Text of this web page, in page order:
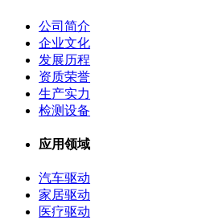
公司简介
企业文化
发展历程
资质荣誉
生产实力
检测设备
应用领域
汽车驱动
家居驱动
医疗驱动